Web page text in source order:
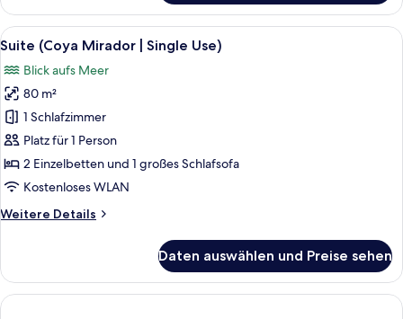
(Mediterranean
Prestige
Rooftop)
Alle
Fotos
für
Suite
(Coya
Mirador
Single
anzeigen
Ein Hotelzimmer mit Bett,
6
Suite (Coya Mirador | Single Use)
Blick aufs Meer
80 m²
1 Schlafzimmer
Platz für 1 Person
2 Einzelbetten und 1 großes Schlafsofa
Kostenloses WLAN
Weitere Details
Weitere
(Coya
Mirador
|
Daten auswählen und Preise sehen